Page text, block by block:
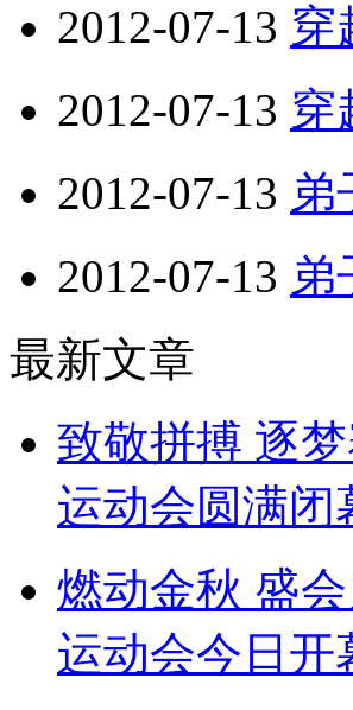
2012-07-13 穿
2012-07-13 穿
2012-07-13 弟
2012-07-13 弟
最新文章
致敬拼搏 逐
运动会圆满闭
燃动金秋 盛
运动会今日开